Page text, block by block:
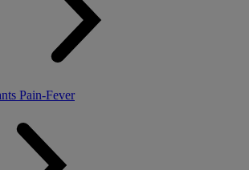
Pain-Fever